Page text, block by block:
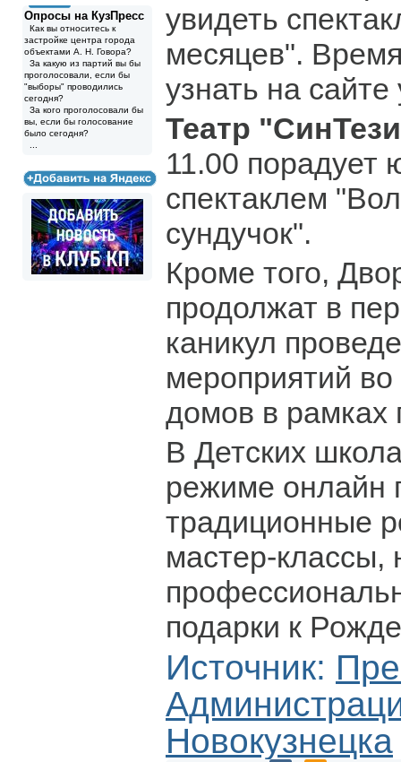
Опросы на КузПресс
Как вы относитесь к
застройке центра города
объектами А. Н. Говора?
За какую из партий вы бы
проголосовали, если бы
"выборы" проводились
сегодня?
За кого проголосовали бы
вы, если бы голосование
было сегодня?
увидеть
месяцев".
узнать на
Театр
11.00 порадует
спектаклем
сундучок".
Кроме того,
продолжат в
каникул
мероприятий
домов в рамках
В Детских
режиме онлайн
традиционные
мастер-классы,
подарки к
Источник:
Новокузнецка